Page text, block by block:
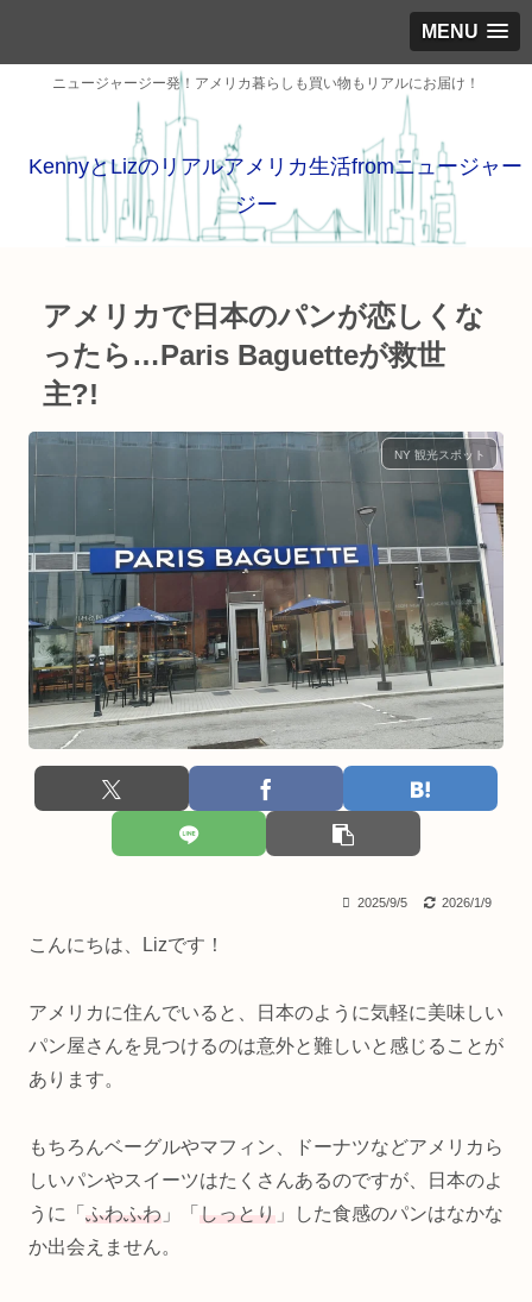
MENU
ニュージャージー発！アメリカ暮らしも買い物もリアルにお届け！
KennyとLizのリアルアメリカ生活fromニュージャー
ジー
アメリカで日本のパンが恋しくな
ったら…Paris Baguetteが救世
主?!
NY 観光スポット
2025/9/5 2026/1/9
こんにちは、Lizです！
アメリカに住んでいると、日本のように気軽に美味しい
パン屋さんを見つけるのは意外と難しいと感じることが
あります。
もちろんベーグルやマフィン、ドーナツなどアメリカら
しいパンやスイーツはたくさんあるのですが、日本のよ
うに「 ふわふわ 」「 しっとり 」した食感のパンはなかな
か出会えません。